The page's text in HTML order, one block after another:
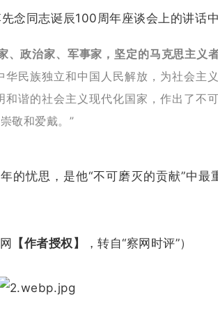
念同志诞辰100周年座谈会上的讲话中
、政治家、军事家，坚定的马克思主义
华民族独立和中国人民解放，为社会主
谐的社会主义现代化国家，作出了不
敬和爱戴。”
的忧思，是他“不可磨灭的贡献”中最
【作者授权】 ，转自“察网时评”）